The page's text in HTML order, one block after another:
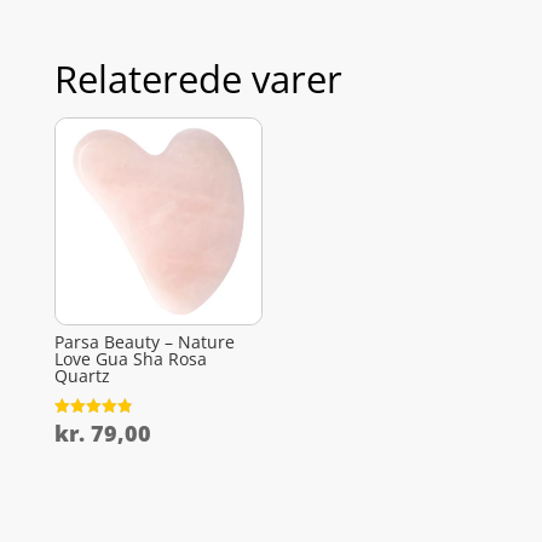
Relaterede varer
Parsa Beauty – Nature
Love Gua Sha Rosa
Quartz
Vurderet
4.9
kr.79,00